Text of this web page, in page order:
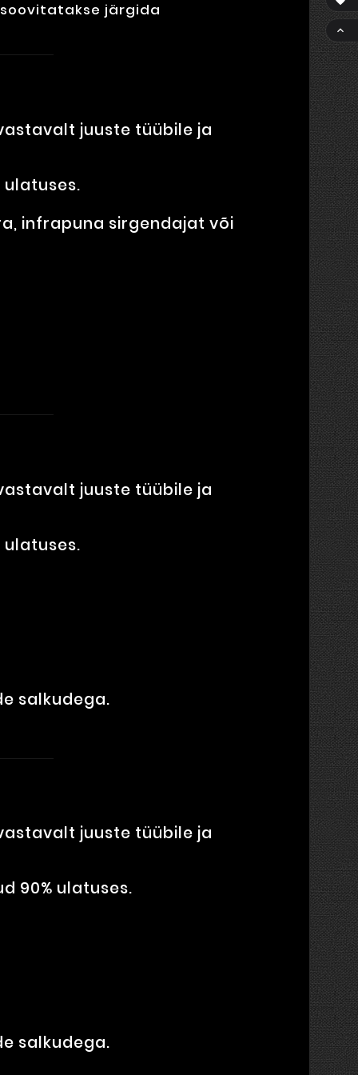
järgida
juuste tüübile ja
ulatuses.
infrapuna sirgendajat või
juuste tüübile ja
ulatuses.
salkudega.
juuste tüübile ja
90% ulatuses.
salkudega.
